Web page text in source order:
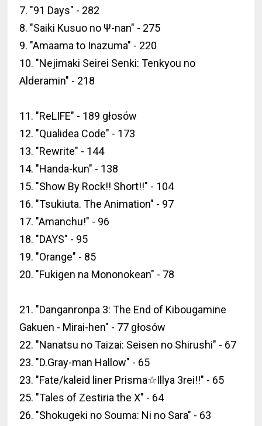
7. "91 Days" - 282
8. "Saiki Kusuo no Ψ-nan" - 275
9. "Amaama to Inazuma" - 220
10. "Nejimaki Seirei Senki: Tenkyou no
Alderamin" - 218
11. "ReLIFE" - 189 głosów
12. "Qualidea Code" - 173
13. "Rewrite" - 144
14. "Handa-kun" - 138
15. "Show By Rock!! Short!!" - 104
16. "Tsukiuta. The Animation" - 97
17. "Amanchu!" - 96
18. "DAYS" - 95
19. "Orange" - 85
20. "Fukigen na Mononokean" - 78
21. "Danganronpa 3: The End of Kibougamine
Gakuen - Mirai-hen" - 77 głosów
22. "Nanatsu no Taizai: Seisen no Shirushi" - 67
23. "D.Gray-man Hallow" - 65
23. "Fate/kaleid liner Prisma☆Illya 3rei!!" - 65
25. "Tales of Zestiria the X" - 64
26. "Shokugeki no Souma: Ni no Sara" - 63